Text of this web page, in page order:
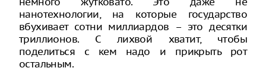
нанотехнологии, на которые государство
вбухивает сотни миллиардов – это десятки
триллионов. С лихвой хватит, чтобы
поделиться с кем надо и прикрыть рот
остальным.